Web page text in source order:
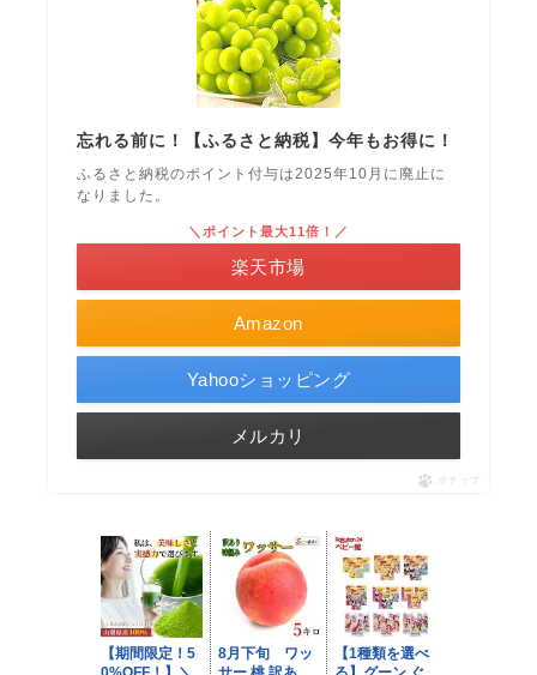
忘れる前に！【ふるさと納税】今年もお得に！
ふるさと納税のポイント付与は2025年10月に廃止に
なりました。
Amazon
＼ポイント最大11倍！／
楽天市場
Yahooショッピング
メルカリ
ポチップ